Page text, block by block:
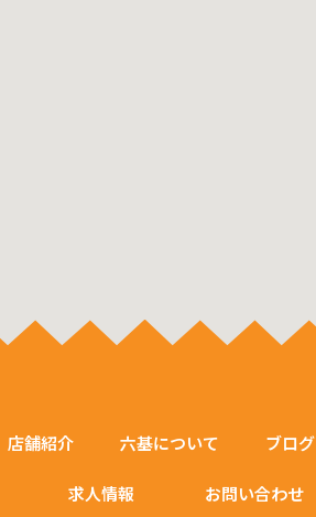
店舗紹介 六基について ブログ
求人情報 お問い合わせ